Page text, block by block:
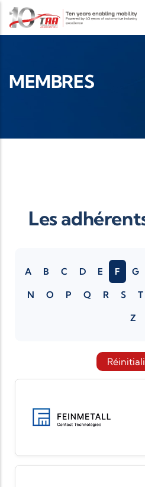
Aller au contenu principal
MEMBRES
Les
A B C D E F G
N O P Q R S T
Z